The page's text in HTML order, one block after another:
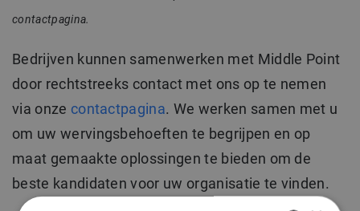
contactpagina.
Bedrijven kunnen samenwerken met Middle Point
door rechtstreeks contact met ons op te nemen
via onze contactpagina. We werken samen met u
om uw wervingsbehoeften te begrijpen en op
maat gemaakte oplossingen te bieden om de
beste kandidaten voor uw organisatie te vinden.